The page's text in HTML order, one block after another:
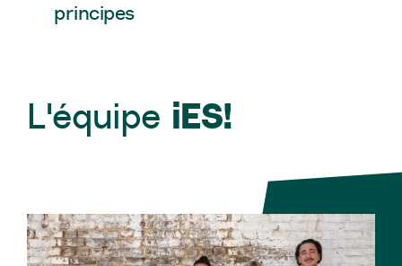
principes
L'équipe iES!